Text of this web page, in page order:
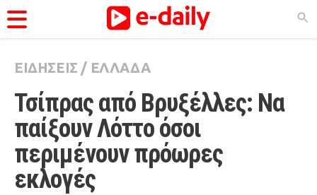
ΚΑΤΗΓΟΡΊΕΣ
Ειδήσεις
Θέματα
Videos
Podcasts
ΕΙΔΗΣΕΙΣ / ΕΛΛΑΔΑ
Τσίπρας από Βρυξέλλες: Να
παίξουν Λόττο όσοι
περιμένουν πρόωρες
εκλογές